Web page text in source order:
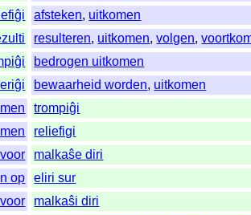
afsteken, uitkomen
resulteren, uitkomen,volgen,
bedrogen uitkomen
bewaarheid worden, uitkomen
trompiĝi
reliefigi
malkaŝe diri
op
eliri sur
malkaŝi diri